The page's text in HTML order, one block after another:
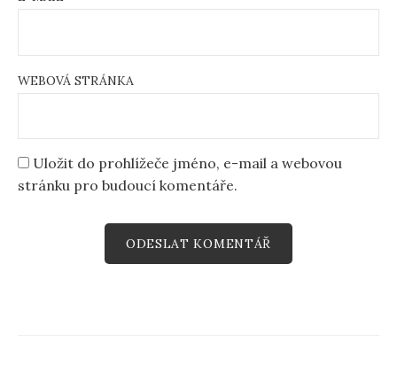
WEBOVÁ STRÁNKA
Uložit do prohlížeče jméno, e-mail a webovou
stránku pro budoucí komentáře.